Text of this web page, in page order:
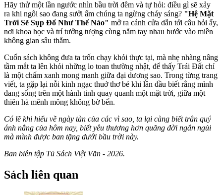
Hãy thử một lần ngước nhìn bầu trời đêm và tự hỏi: điều gì sẽ xảy
ra khi ngôi sao đang sưởi ấm chúng ta ngừng cháy sáng? "Hệ Mặt
Trời Sẽ Sụp Đổ Như Thế Nào" mở ra cánh cửa dẫn tới câu hỏi ấy,
nơi khoa học và trí tưởng tượng cùng nắm tay nhau bước vào miền
không gian sâu thẳm.
Cuốn sách không đưa ta trốn chạy khỏi thực tại, mà nhẹ nhàng nâng
tầm mắt ta lên khỏi những lo toan thường nhật, để thấy Trái Đất chỉ
là một chấm xanh mong manh giữa đại dương sao. Trong từng trang
viết, ta gặp lại nỗi kinh ngạc thuở thơ bé khi lần đầu biết rằng mình
đang sống trên một hành tinh quay quanh một mặt trời, giữa một
thiên hà mênh mông không bờ bến.
Có lẽ khi hiểu về ngày tàn của các vì sao, ta lại càng biết trân quý
ánh nắng của hôm nay, biết yêu thương hơn quãng đời ngắn ngủi
mà mình được ban tặng dưới bầu trời này.
Ban biên tập Tủ Sách Việt Văn - 2026.
Sách liên quan